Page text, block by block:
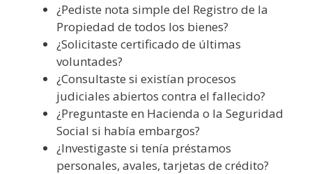
¿Pediste nota simple del Registro de la
Propiedad de todos los bienes?
¿Solicitaste certificado de últimas
voluntades?
¿Consultaste si existían procesos
judiciales abiertos contra el fallecido?
¿Preguntaste en Hacienda o la Seguridad
Social si había embargos?
¿Investigaste si tenía préstamos
personales, avales, tarjetas de crédito?